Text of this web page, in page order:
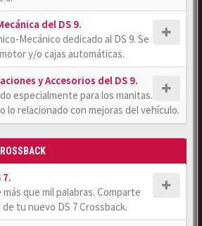
del DS 9.
Mecánico dedicado al DS 9. Se
y/o cajas automáticas.
y Accesorios del DS 9.
especialmente para los manitas.
lo relacionado con mejoras del vehículo.
más que mil palabras. Comparte
tu nuevo DS 7 Crossback.